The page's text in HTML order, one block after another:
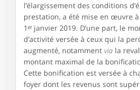
l’élargissement des conditions
prestation, a été mise en œuvre
1ᵉʳ janvier 2019. D’une part, le
d’activité versée à ceux qui la
augmenté, notamment via la
montant maximal de la
Cette bonification est versée à
foyer dont les revenus sont